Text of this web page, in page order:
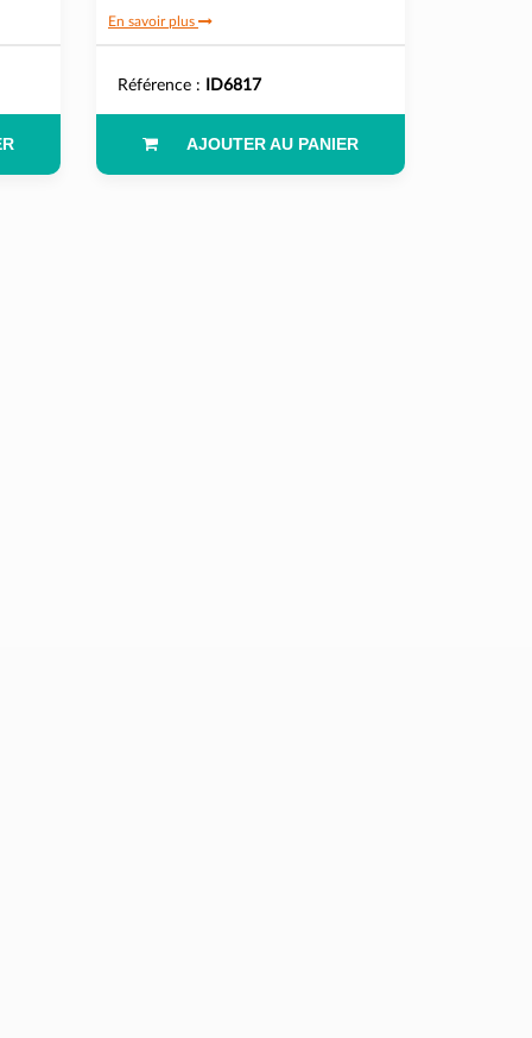
En savoir plus
Référence : ID6817
AJOUTER AU PANIER